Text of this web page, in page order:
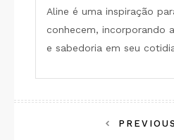
Aline é uma inspiração
conhecem, incorporando
e sabedoria em seu
Navegação